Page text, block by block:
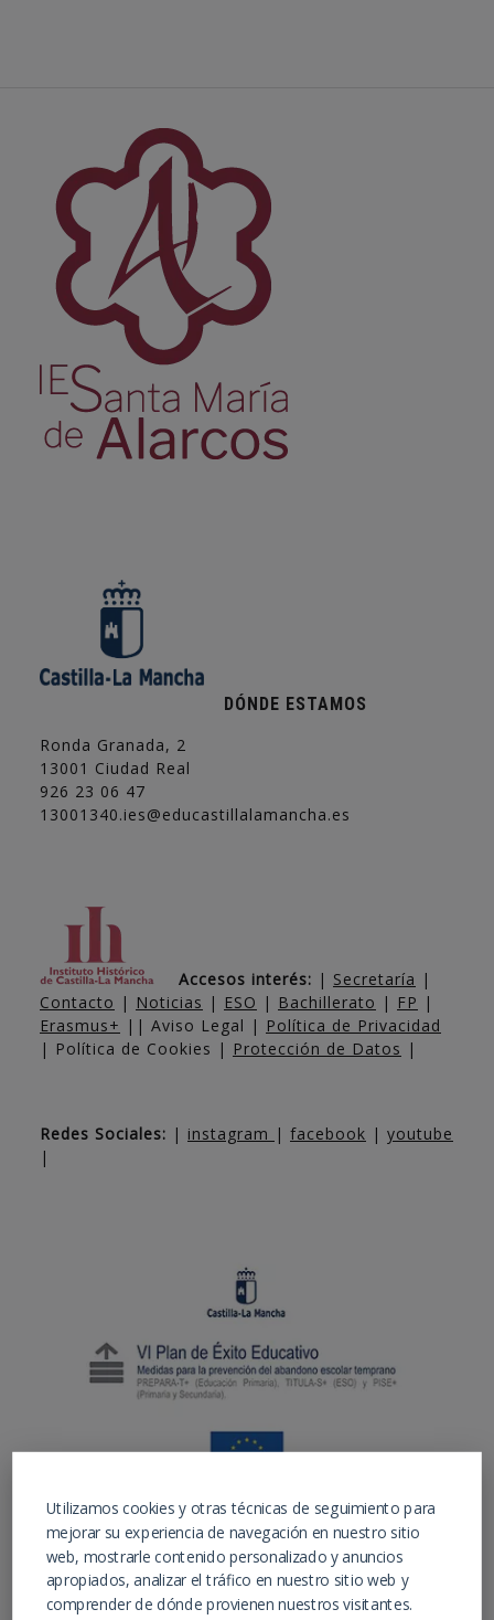
DÓNDE ESTAMOS
Ronda Granada, 2
13001 Ciudad Real
926 23 06 47
13001340.ies@educastillalamancha.es
Accesos interés: | Secretaría |
Contacto | Noticias | ESO | Bachillerato | FP |
Erasmus+ || Aviso Legal | Política de Privacidad
| Política de Cookies | Protección de Datos |
Redes Sociales: | instagram | facebook | youtube
|
Utilizamos cookies y otras técnicas de seguimiento para
mejorar su experiencia de navegación en nuestro sitio
web, mostrarle contenido personalizado y anuncios
apropiados, analizar el tráfico en nuestro sitio web y
comprender de dónde provienen nuestros visitantes.